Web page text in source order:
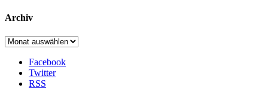
Archiv
Archiv
Facebook
Twitter
RSS